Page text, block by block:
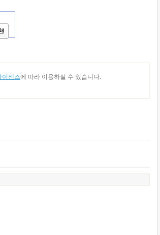
이센스에 따라 이용하실 수 있습니다.